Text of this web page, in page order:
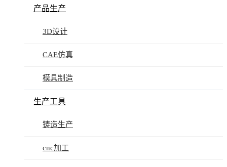
产品生产
3D设计
CAE仿真
模具制造
生产工具
铸造生产
cnc加工